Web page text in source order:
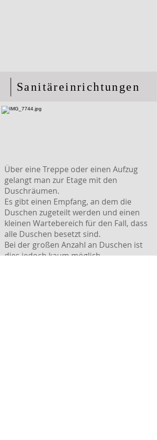
Sanitäreinrichtungen
Über eine Treppe oder einen Aufzug
gelangt man zur Etage mit den
Duschräumen.
Es gibt einen Empfang, an dem die
Duschen zugeteilt werden und einen
kleinen Wartebereich für den Fall, dass
alle Duschen besetzt sind.
Bei der großen Anzahl an Duschen ist
dies jedoch kaum möglich.